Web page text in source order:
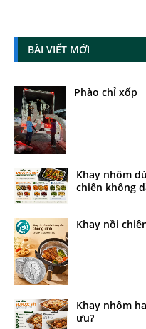
BÀI VIẾT MỚI
Phào chỉ xốp
Khay nhôm
chiên không
Khay nồi
Khay nhôm
ưu?